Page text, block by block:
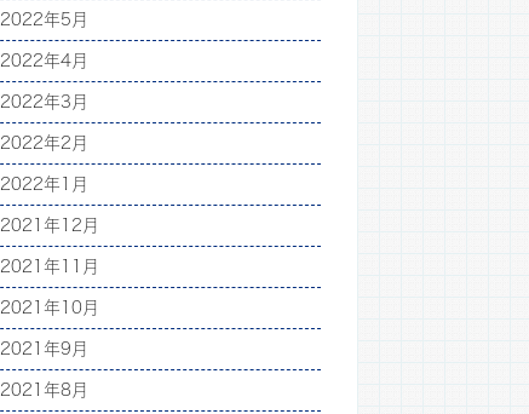
2022年5月
2022年4月
2022年3月
2022年2月
2022年1月
2021年12月
2021年11月
2021年10月
2021年9月
2021年8月